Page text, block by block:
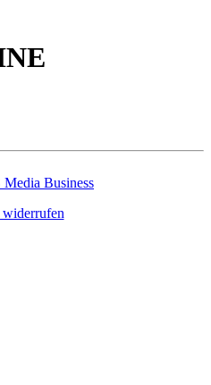
Media Business
widerrufen